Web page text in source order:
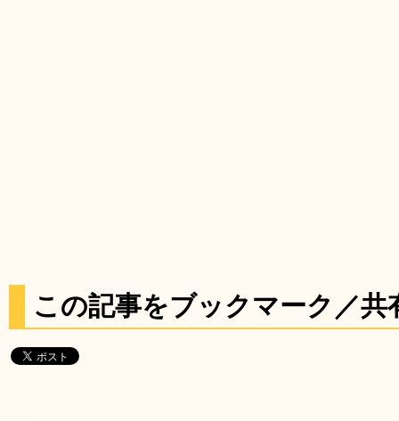
この記事をブックマーク／共